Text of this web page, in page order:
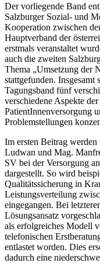
Der vorliegende Band
Salzburger Sozial- und
Kooperation zwischen
Hauptverband der
erstmals veranstaltet
auch die zweiten
Thema „Umsetzung der
stattgefunden. Insgesamt
Tagungsband fünf
verschiedene Aspekte
PatientInnenversorgung
Problemstellungen
Im ersten Beitrag
Ludwan und Mag.
SV bei der Versorgung
dargestellt. So wird
Qualitätssicherung in
Leistungsverteilung
eingegangen. Bei
Lösungsansatz
als erfolgreiches Modell
telefonischen
entlastet worden. Dies
dadurch eine